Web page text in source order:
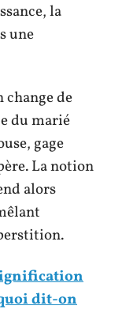
la
une
de
du marié
gage
La notion
alors
dit-on